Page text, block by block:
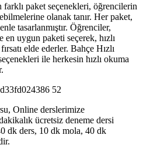
farklı paket seçenekleri, öğrencilerin
olanak tanır. Her paket,
tasarlanmıştır. Öğrenciler,
uygun paketi seçerek, hızlı
elde ederler. Bahçe Hızlı
ile herkesin hızlı okuma
Online derslerimize
ücretsiz deneme dersi
dk ders, 10 dk mola, 40 dk